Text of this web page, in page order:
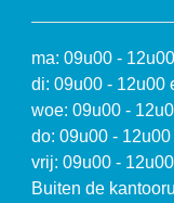
ma: 09u00 -
di: 09u00 - 12u00
woe: 09u00 -
do: 09u00 -
vrij: 09u00 -
Buiten de